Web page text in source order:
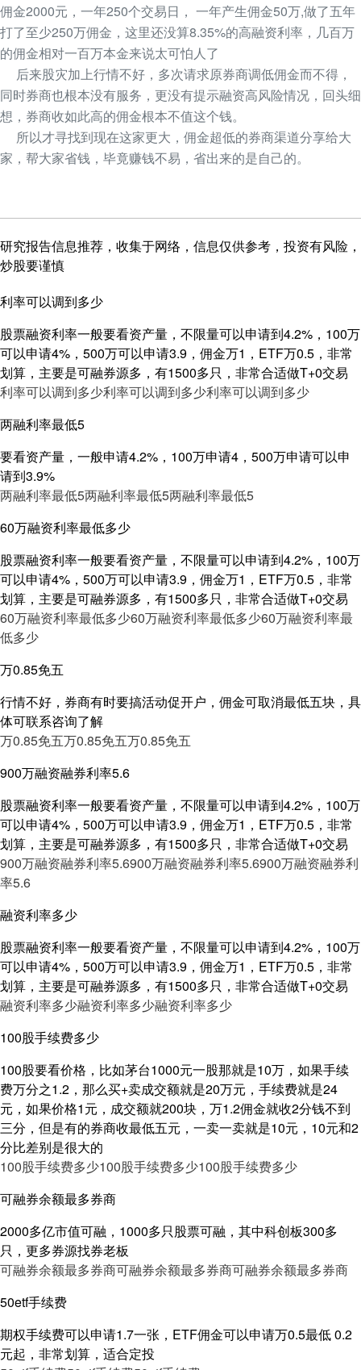
佣金2000元，一年250个交易日， 一年产生佣金50万,做了五年
打了至少250万佣金，这里还没算8.35%的高融资利率，几百万
的佣金相对一百万本金来说太可怕人了
后来股灾加上行情不好，多次请求原券商调低佣金而不得，
同时券商也根本没有服务，更没有提示融资高风险情况，回头细
想，券商收如此高的佣金根本不值这个钱。
所以才寻找到现在这家更大，佣金超低的券商渠道分享给大
家，帮大家省钱，毕竟赚钱不易，省出来的是自己的。
研究报告信息推荐，收集于网络，信息仅供参考，投资有风险，
炒股要谨慎
利率可以调到多少
股票融资利率一般要看资产量，不限量可以申请到4.2%，100万
可以申请4%，500万可以申请3.9，佣金万1，ETF万0.5，非常
划算，主要是可融券源多，有1500多只，非常合适做T+0交易
利率可以调到多少利率可以调到多少利率可以调到多少
两融利率最低5
要看资产量，一般申请4.2%，100万申请4，500万申请可以申
请到3.9%
两融利率最低5两融利率最低5两融利率最低5
60万融资利率最低多少
股票融资利率一般要看资产量，不限量可以申请到4.2%，100万
可以申请4%，500万可以申请3.9，佣金万1，ETF万0.5，非常
划算，主要是可融券源多，有1500多只，非常合适做T+0交易
60万融资利率最低多少60万融资利率最低多少60万融资利率最
低多少
万0.85免五
行情不好，券商有时要搞活动促开户，佣金可取消最低五块，具
体可联系咨询了解
万0.85免五万0.85免五万0.85免五
900万融资融券利率5.6
股票融资利率一般要看资产量，不限量可以申请到4.2%，100万
可以申请4%，500万可以申请3.9，佣金万1，ETF万0.5，非常
划算，主要是可融券源多，有1500多只，非常合适做T+0交易
900万融资融券利率5.6900万融资融券利率5.6900万融资融券利
率5.6
融资利率多少
股票融资利率一般要看资产量，不限量可以申请到4.2%，100万
可以申请4%，500万可以申请3.9，佣金万1，ETF万0.5，非常
划算，主要是可融券源多，有1500多只，非常合适做T+0交易
融资利率多少融资利率多少融资利率多少
100股手续费多少
100股要看价格，比如茅台1000元一股那就是10万，如果手续
费万分之1.2，那么买+卖成交额就是20万元，手续费就是24
元，如果价格1元，成交额就200块，万1.2佣金就收2分钱不到
三分，但是有的券商收最低五元，一卖一卖就是10元，10元和2
分比差别是很大的
100股手续费多少100股手续费多少100股手续费多少
可融券余额最多券商
2000多亿市值可融，1000多只股票可融，其中科创板300多
只，更多券源找券老板
可融券余额最多券商可融券余额最多券商可融券余额最多券商
50etf手续费
期权手续费可以申请1.7一张，ETF佣金可以申请万0.5最低 0.2
元起，非常划算，适合定投